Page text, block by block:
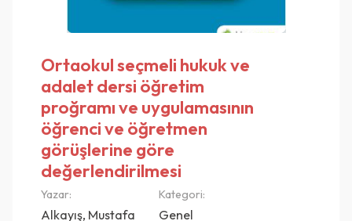
Ortaokul seçmeli hukuk ve
adalet dersi öğretim
proğramı ve uygulamasının
öğrenci ve öğretmen
görüşlerine göre
değerlendirilmesi
Yazar:
Alkayış, Mustafa
Kategori:
Genel